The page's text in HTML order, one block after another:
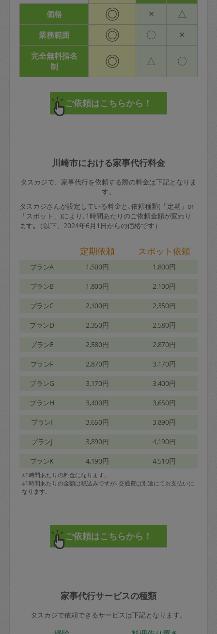
価格
◎ × △
業務範囲 ◎ 〇 ×
完全無料指名
制
◎ △ 〇
川崎市における家事代行料金
タスカジで、家事代行を依頼する際の料金は下記となりま
す。
タスカジさんが設定している料金と､依頼種類(「定期」or
「スポット」)により､1時間あたりのご依頼金額が変わり
ます｡（以下、2024年6月1日からの価格です）
定期依頼 スポット依頼
プランA 1,500円 1,800円
プランB 1,800円 2,100円
プランC 2,100円 2,350円
プランD 2,350円 2,580円
プランE 2,580円 2,870円
プランF 2,870円 3,170円
プランG 3,170円 3,400円
プランH 3,400円 3,650円
プランI 3,650円 3,890円
プランJ 3,890円 4,190円
プランK 4,190円 4,510円
※1時間あたりの料金になります。
※1時間あたりの金額は税込みですが､交通費は別途にてお支払いに
なります｡
家事代行サービスの種類
タスカジで依頼できるサービスは下記となります。